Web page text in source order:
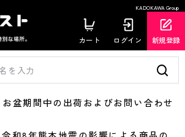
KADOKAWA Group
カート ログイン 新規登録
期間中の出荷およびお問い合わせ